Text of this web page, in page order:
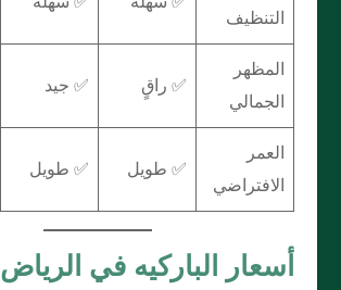
التنظيف
المظهر
الجمالي
✅ راقٍ ✅ جيد
العمر
الافتراضي
✅ طويل ✅ طويل
أسعار الباركيه في الرياض